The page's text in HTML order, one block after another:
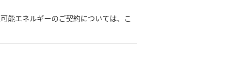
能エネルギーのご契約については、こ